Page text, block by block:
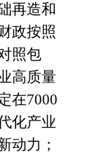
再造和
政按照
照包
高质量
在7000
化产业
动力；